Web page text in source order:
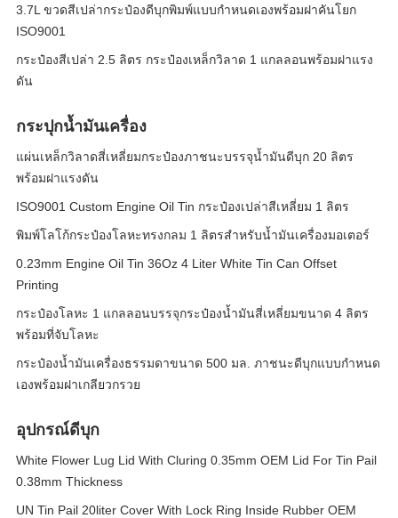
3.7L ขวดสีเปล่ากระป๋องดีบุกพิมพ์แบบกำหนดเองพร้อมฝาคันโยก
ISO9001
กระป๋องสีเปล่า 2.5 ลิตร กระป๋องเหล็กวิลาด 1 แกลลอนพร้อมฝาแรง
ดัน
กระปุกน้ำมันเครื่อง
แผ่นเหล็กวิลาดสี่เหลี่ยมกระป๋องภาชนะบรรจุน้ำมันดีบุก 20 ลิตร
พร้อมฝาแรงดัน
ISO9001 Custom Engine Oil Tin กระป๋องเปล่าสีเหลี่ยม 1 ลิตร
พิมพ์โลโก้กระป๋องโลหะทรงกลม 1 ลิตรสำหรับน้ำมันเครื่องมอเตอร์
0.23mm Engine Oil Tin 36Oz 4 Liter White Tin Can Offset
Printing
กระป๋องโลหะ 1 แกลลอนบรรจุกระป๋องน้ำมันสี่เหลี่ยมขนาด 4 ลิตร
พร้อมที่จับโลหะ
กระป๋องน้ำมันเครื่องธรรมดาขนาด 500 มล. ภาชนะดีบุกแบบกำหนด
เองพร้อมฝาเกลียวกรวย
อุปกรณ์ดีบุก
White Flower Lug Lid With Cluring 0.35mm OEM Lid For Tin Pail
0.38mm Thickness
UN Tin Pail 20liter Cover With Lock Ring Inside Rubber OEM